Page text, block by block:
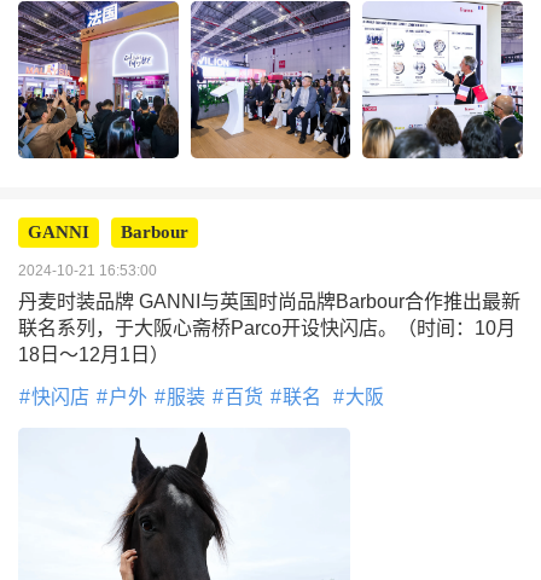
GANNI Barbour
2024-10-21 16:53:00
丹麦时装品牌 GANNI与英国时尚品牌Barbour合作推出最新
联名系列，于大阪心斋桥Parco开设快闪店。（时间：10月
18日〜12月1日）
快闪店 户外 服装 百货 联名 大阪